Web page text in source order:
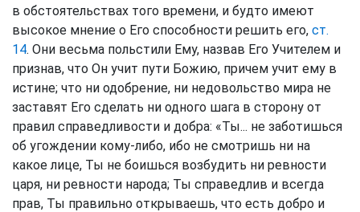
в обстоятельствах того времени, и будто имеют
высокое мнение о Его способности решить его, ст.
14. Они весьма польстили Ему, назвав Его Учителем и
признав, что Он учит пути Божию, причем учит ему в
истине; что ни одобрение, ни недовольство мира не
заставят Его сделать ни одного шага в сторону от
правил справедливости и добра: «Ты... не заботишься
об угождении кому-либо, ибо не смотришь ни на
какое лице, Ты не боишься возбудить ни ревности
царя, ни ревности народа; Ты справедлив и всегда
прав, Ты правильно открываешь, что есть добро и